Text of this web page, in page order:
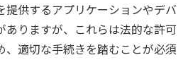
提供するアプリケーションやデバ
ありますが、これらは法的な許可
、適切な手続きを踏むことが必須